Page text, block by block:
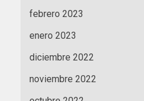
febrero 2023
enero 2023
diciembre 2022
noviembre 2022